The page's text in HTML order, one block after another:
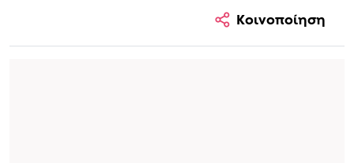
Κοινοποίηση